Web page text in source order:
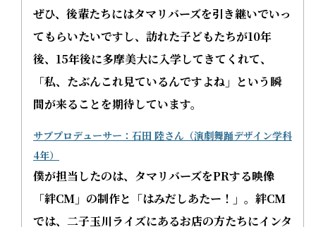
ぜひ、後輩たちにはタマリバーズを引き継いでいっ
てもらいたいですし、訪れた子どもたちが10年
後、15年後に多摩美大に入学してきてくれて、
「私、たぶんこれ見ているんですよね」という瞬
間が来ることを期待しています。
サブプロデューサー：石田 陸さん（演劇舞踊デザイン学科
4年）
僕が担当したのは、タマリバーズをPRする映像
「絆CM」の制作と「はみだしあたー！」。絆CM
では、二子玉川ライズにあるお店の方たちにインタ